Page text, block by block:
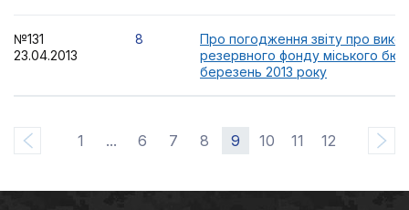
№131
23.04.2013
8
Про погодження звіту про
резервного фонду міського
березень 2013 року
1 ... 6 7 8 9 10 11 12